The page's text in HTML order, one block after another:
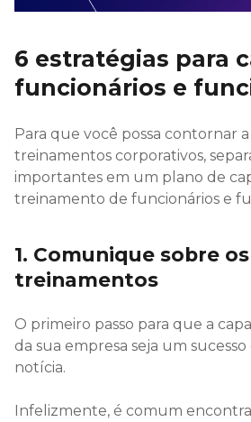
6 estratégias para
funcionários e
Para que você possa contornar a
treinamentos corporativos,
importantes em um plano de
treinamento de funcionários e
1. Comunique sobre os
treinamentos
O primeiro passo para que a
da sua empresa seja um sucesso
notícia.
Infelizmente, é comum